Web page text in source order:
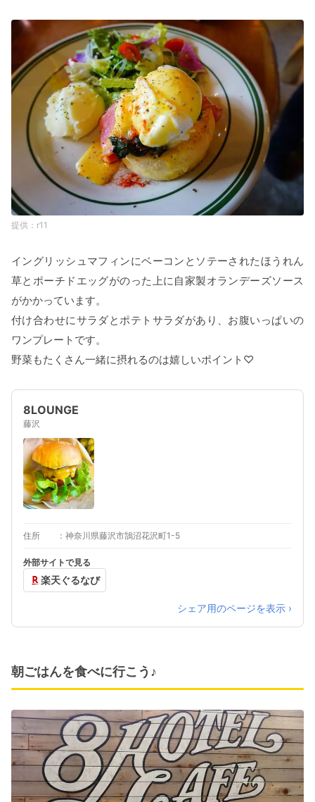
r11
イングリッシュマフィンにベーコンとソテーされたほうれん
草とポーチドエッグがのった上に自家製オランデーズソース
がかかっています。
付け合わせにサラダとポテトサラダがあり、お腹いっぱいの
ワンプレートです。
野菜もたくさん一緒に摂れるのは嬉しいポイント♡
8LOUNGE
藤沢
住所 神奈川県藤沢市鵠沼花沢町1-5
外部サイトで見る
楽天ぐるなび
シェア用のページを表示 ›
朝ごはんを食べに行こう♪